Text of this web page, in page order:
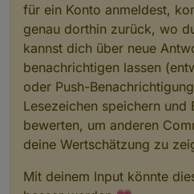
für ein Konto anmeldest,
genau dorthin zurück, wo
kannst dich über neue
benachrichtigen lassen
oder Push-
Lesezeichen speichern und
bewerten, um anderen
deine Wertschätzung zu
Mit deinem Input könnte